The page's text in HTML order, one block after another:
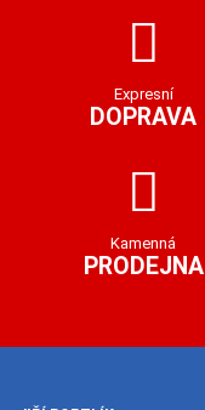
Expresní
DOPRAVA
Kamenná
PRODEJNA